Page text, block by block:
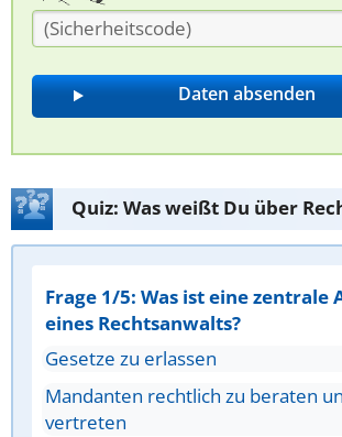
Quiz: Was weißt Du über
Frage 1/5: Was ist eine zentrale
eines Rechtsanwalts?
Gesetze zu erlassen
Mandanten rechtlich zu beraten
vertreten